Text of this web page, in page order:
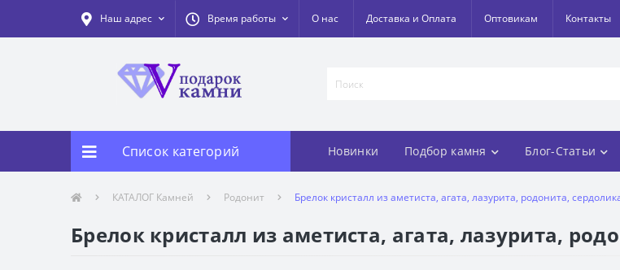
Наш адрес Время работы О нас Доставка и Оплата Оптовикам Контакты
Список категорий Новинки Подбор камня Блог-Статьи
КАТАЛОГ Камней Родонит Брелок кристалл из аметиста, агата, лазурита, родонита,
Брелок кристалл из аметиста, агата, лазурита,